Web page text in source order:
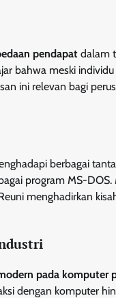
pendapat dalam
bahwa meski
ini relevan bagi
berbagai
program MS-
menghadirkan
pada komputer
dengan komputer